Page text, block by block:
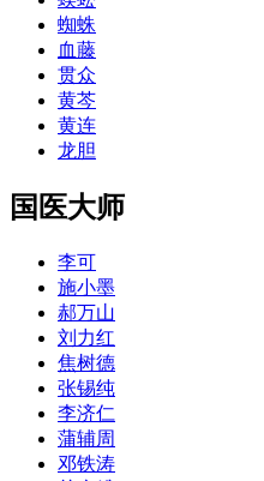
蜘蛛
血藤
贯众
黄芩
黄连
龙胆
国医大师
李可
施小墨
郝万山
刘力红
焦树德
张锡纯
李济仁
蒲辅周
邓铁涛